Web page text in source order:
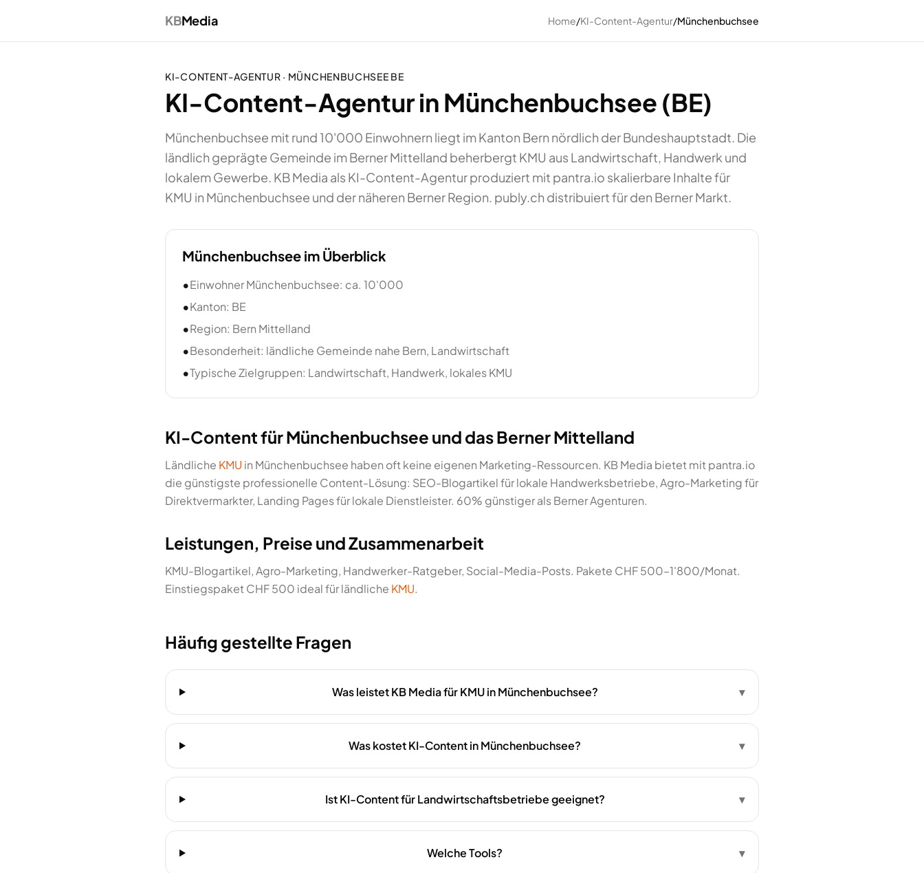
KBMedia Home/KI-Content-Agentur/Münchenbuchsee
KI-CONTENT-AGENTUR · MÜNCHENBUCHSEE BE
KI-Content-Agentur in Münchenbuchsee (BE)
Münchenbuchsee mit rund 10'000 Einwohnern liegt im Kanton Bern nördlich der Bundeshauptstadt. Die
ländlich geprägte Gemeinde im Berner Mittelland beherbergt KMU aus Landwirtschaft, Handwerk und
lokalem Gewerbe. KB Media als KI-Content-Agentur produziert mit pantra.io skalierbare Inhalte für
KMU in Münchenbuchsee und der näheren Berner Region. publy.ch distribuiert für den Berner Markt.
Münchenbuchsee im Überblick
•Einwohner Münchenbuchsee: ca. 10'000
•Kanton: BE
•Region: Bern Mittelland
•Besonderheit: ländliche Gemeinde nahe Bern, Landwirtschaft
•Typische Zielgruppen: Landwirtschaft, Handwerk, lokales KMU
KI-Content für Münchenbuchsee und das Berner Mittelland
Ländliche KMU in Münchenbuchsee haben oft keine eigenen Marketing-Ressourcen. KB Media bietet mit pantra.io
die günstigste professionelle Content-Lösung: SEO-Blogartikel für lokale Handwerksbetriebe, Agro-Marketing für
Direktvermarkter, Landing Pages für lokale Dienstleister. 60% günstiger als Berner Agenturen.
Leistungen, Preise und Zusammenarbeit
KMU-Blogartikel, Agro-Marketing, Handwerker-Ratgeber, Social-Media-Posts. Pakete CHF 500–1'800/Monat.
Einstiegspaket CHF 500 ideal für ländliche KMU.
Häufig gestellte Fragen
Was leistet KB Media für KMU in Münchenbuchsee? ▾
Was kostet KI-Content in Münchenbuchsee? ▾
Ist KI-Content für Landwirtschaftsbetriebe geeignet? ▾
Welche Tools? ▾